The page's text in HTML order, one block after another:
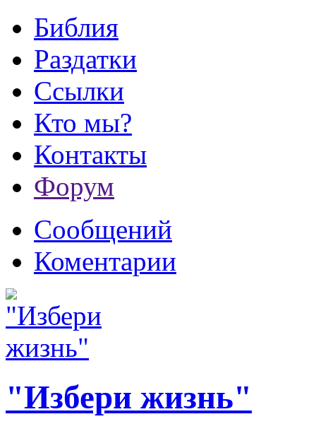
Библия
Раздатки
Ссылки
Кто мы?
Контакты
Форум
Сообщений
Коментарии
"Избери жизнь"